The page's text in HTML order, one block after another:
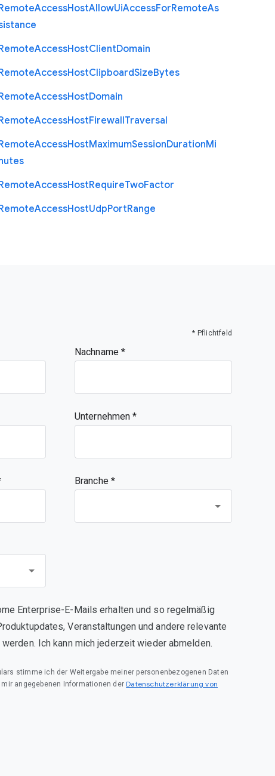
AccessHostAllowUiAccessForRemoteAs
AccessHostClientDomain
AccessHostClipboardSizeBytes
AccessHostDomain
AccessHostFirewallTraversal
AccessHostMaximumSessionDurationMi
AccessHostRequireTwoFactor
AccessHostUdpPortRange
* Pflichtfeld
Nachname
Unternehmen
Branche *
Enterprise-E-Mails erhalten und so regelmäßig
Veranstaltungen und andere relevante
Ich kann mich jederzeit wieder abmelden.
stimme ich der Weitergabe meiner personenbezogenen Daten
angegebenen Informationen der Datenschutzerklärung von